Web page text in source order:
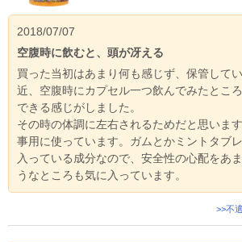
2018/07/07
空腹時に飲むと、頭が冴える
買った当初はあまり何も感じず、保管して
近、空腹時にカプセル一つ飲んでみたとこ
できる感じがしました。
その時の体調に左右されるためだと思いま
事用に使っています。ガムとかミントタブ
入っている成分なので、安全性の心配をあ
うなところも気に入っています。
>>不